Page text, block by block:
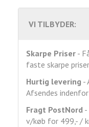
VI TILBYDER:
Skarpe Priser -
faste skarpe
Hurtig levering -
Afsendes
Fragt PostNord
v/køb for 499,- /